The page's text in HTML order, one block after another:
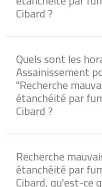
Cibard ?
Quels sont les
Assainissement
"Recherche
étanchéité par
Cibard ?
Recherche
étanchéité par
Cibard, qu'est-ce